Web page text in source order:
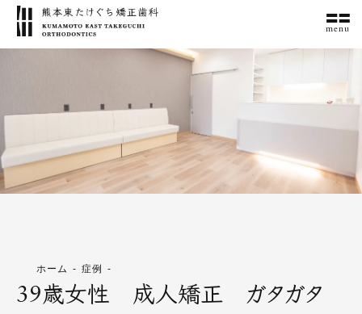
menu
ホーム 症例
39歳女性 成人矯正 ガタガタ